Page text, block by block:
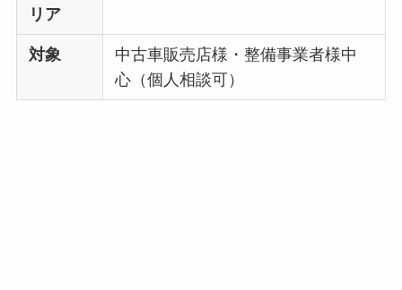
リア
対象
中古車販売店様・整備事業者様中
心（個人相談可）